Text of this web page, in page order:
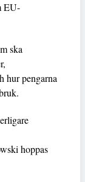
EU-
ska
hur pengarna
hoppas